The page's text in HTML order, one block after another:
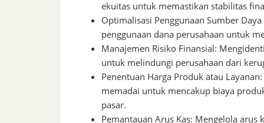
ekuitas untuk memastikan stabilitas
Optimalisasi Penggunaan Sumber
penggunaan dana perusahaan untuk
Manajemen Risiko Finansial:
untuk melindungi perusahaan dari
Penentuan Harga Produk atau
memadai untuk mencakup biaya
pasar.
Pemantauan Arus Kas: Mengelola